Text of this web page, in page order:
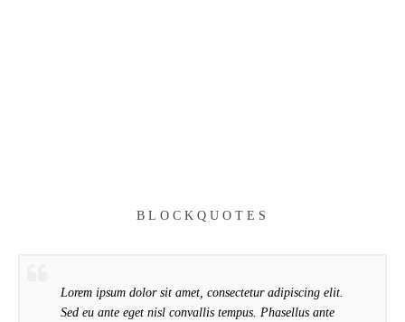
BLOCKQUOTES
Lorem ipsum dolor sit amet, consectetur adipiscing elit.
Sed eu ante eget nisl convallis tempus. Phasellus ante